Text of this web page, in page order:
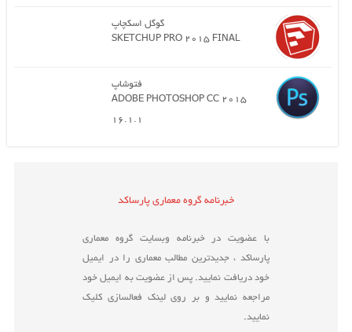
گوگل اسکچاپ
SKETCHUP PRO 2015 FINAL
فتوشاپ
ADOBE PHOTOSHOP CC 2015
16.1.1
خبرنامه گروه معماری پارساکد
با عضویت در خبرنامه وبسایت گروه معماری
پارساکد ، جدیدترین مطالب معماری را در ایمیل
خود دریافت نمایید. پس از عضویت به ایمیل خود
مراجعه نمایید و بر روی لینک فعالسازی کلیک
نمایید.